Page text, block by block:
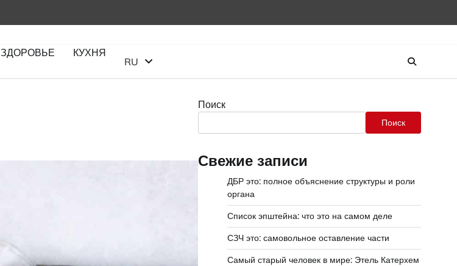
ЗДОРОВЬЕ КУХНЯ
RU
Поиск
Поиск
Свежие записи
ДБР это: полное объяснение структуры и роли
органа
Список эпштейна: что это на самом деле
СЗЧ это: самовольное оставление части
Самый старый человек в мире: Этель Катерхем